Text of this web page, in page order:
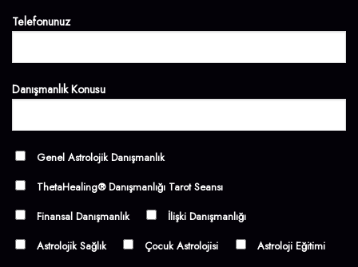
Telefonunuz
Danışmanlık Konusu
Genel Astrolojik Danışmanlık
ThetaHealing® Danışmanlığı Tarot Seansı
Finansal Danışmanlık
İlişki Danışmanlığı
Astrolojik Sağlık
Çocuk Astrolojisi
Astroloji Eğitimi